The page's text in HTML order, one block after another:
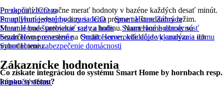
Po zapnutí ICO začne merať hodnoty v bazéne každých desať minút.
Po uplynutí jednej hodiny sa ICO prepne na štandardný režim.
Meranie bude prebiehať raz za hodinu. Namerané hodnoty sú
bezdrôtovo prenesené na Ondilo server, kde dôjde k analýze a ich
vyhodnoteniu.
Čo získate integráciou do systému Smart Home by hornbach resp.
kúpou systému?
Preskočiť zoznam
Smart Home systémy a zariadenia
Smart Home Záhrada
Smart Home štartovacie sady a hubs
Smart Home domácnosť
Smart Home osvetlenie
Smart Home ovládanie vykurovania domu
Smart Home zabezpečenie domácnosti
Zákaznícke hodnotenia
Preskočiť oblasť